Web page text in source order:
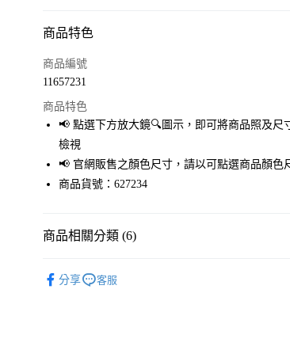
付款方式
信用卡一次付款
LINE Pay
Apple Pay
街口支付
Google Pay
商品特色
商品編號
11657231
商品特色
📢 點選下方放大鏡🔍圖示，即可將商品照及尺
檢視
📢 官網販售之顏色尺寸，請以可點選商品顏色
商品貨號：627234
商品相關分類 (6)
分享 客服